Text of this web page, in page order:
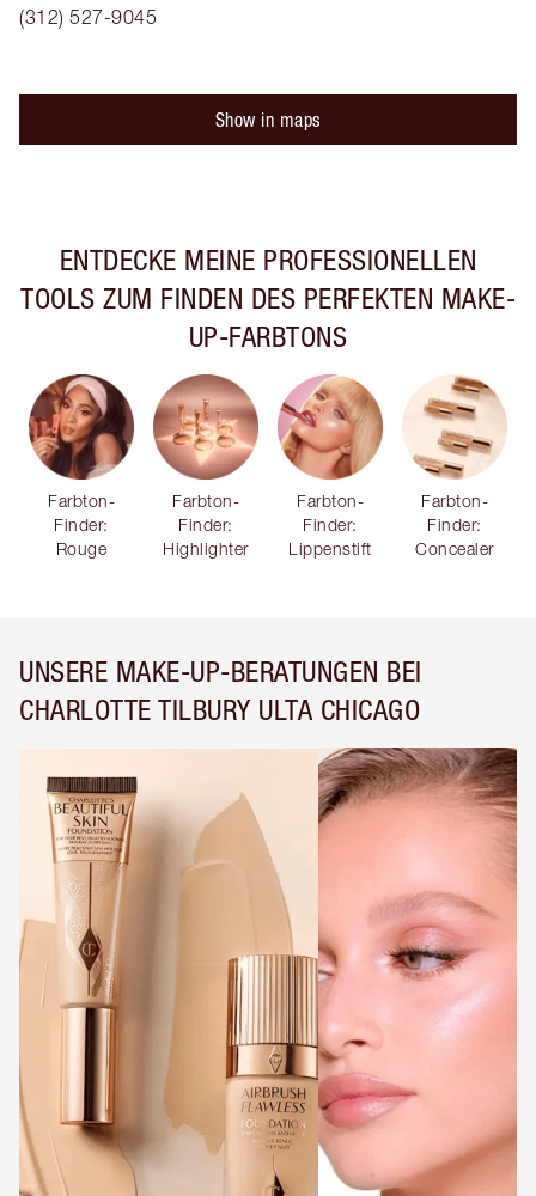
(312) 527-9045
Show in maps
ENTDECKE MEINE PROFESSIONELLEN
TOOLS ZUM FINDEN DES PERFEKTEN MAKE-
UP-FARBTONS
Farbton-
Finder:
Rouge
Farbton-
Finder:
Highlighter
Farbton-
Finder:
Lippenstift
Farbton-
Finder:
Concealer
UNSERE MAKE-UP-BERATUNGEN BEI
CHARLOTTE TILBURY ULTA CHICAGO